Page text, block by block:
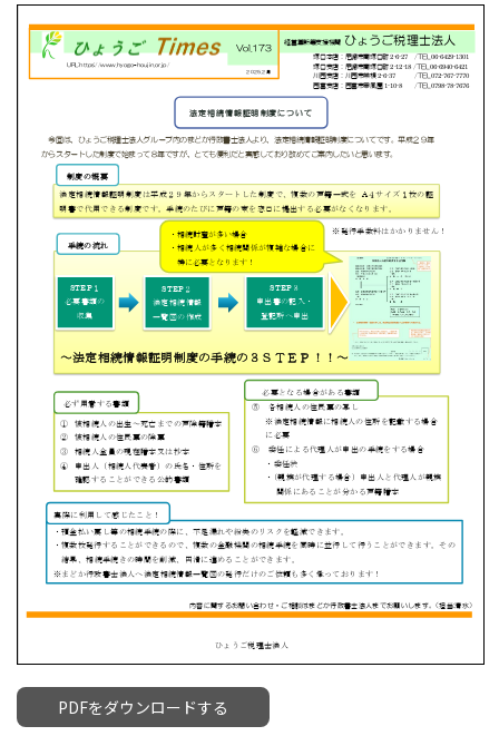
PDFをダウンロードする